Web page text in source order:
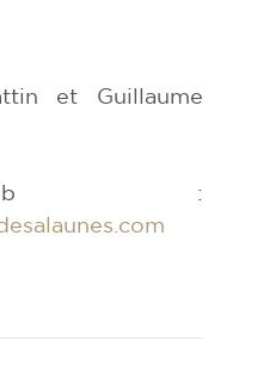
et Guillaume
: